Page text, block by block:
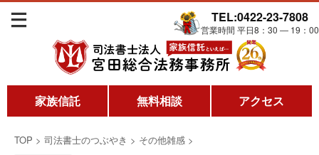
TEL:0422-23-7808
営業時間 平日8：30 ― 19：00
家族信託 無料相談 アクセス
TOP > 司法書士のつぶやき > その他雑感 >